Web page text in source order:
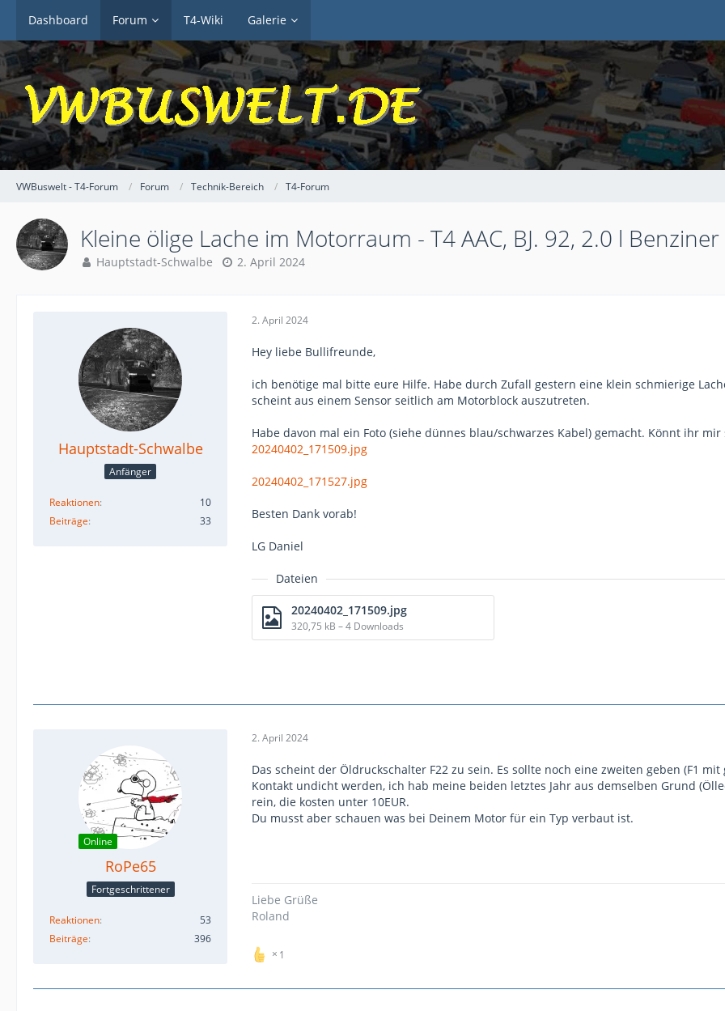
Dashboard Forum T4-Wiki Galerie
VWBuswelt - T4-Forum Forum Technik-Bereich T4-Forum
Kleine ölige Lache im Motorraum - T4 AAC, BJ. 92, 2.0 l Benziner
Hauptstadt-Schwalbe 2. April 2024
Hauptstadt-Schwalbe
Anfänger
Reaktionen
10
Beiträge
33
2. April 2024
Hey liebe Bullifreunde,
ich benötige mal bitte eure Hilfe. Habe durch Zufall gestern eine klein schmierige
scheint aus einem Sensor seitlich am Motorblock auszutreten.
Habe davon mal ein Foto (siehe dünnes blau/schwarzes Kabel) gemacht. Könnt ihr
20240402_171509.jpg
20240402_171527.jpg
Besten Dank vorab!
LG Daniel
Dateien
20240402_171509.jpg
320,75 kB – 4 Downloads
Online
RoPe65
Fortgeschrittener
Reaktionen
53
Beiträge
396
2. April 2024
Das scheint der Öldruckschalter F22 zu sein. Es sollte noch eine zweiten geben (F1
Kontakt undicht werden, ich hab meine beiden letztes Jahr aus demselben Grund
rein, die kosten unter 10EUR.
Du musst aber schauen was bei Deinem Motor für ein Typ verbaut ist.
Liebe Grüße
Roland
1